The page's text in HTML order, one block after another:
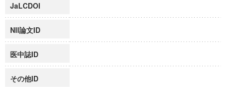
JaLCDOI
NII論文ID
医中誌ID
その他ID